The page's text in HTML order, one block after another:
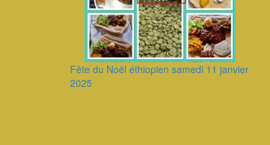
Fête du Noël éthiopien samedi 11 janvier
2025